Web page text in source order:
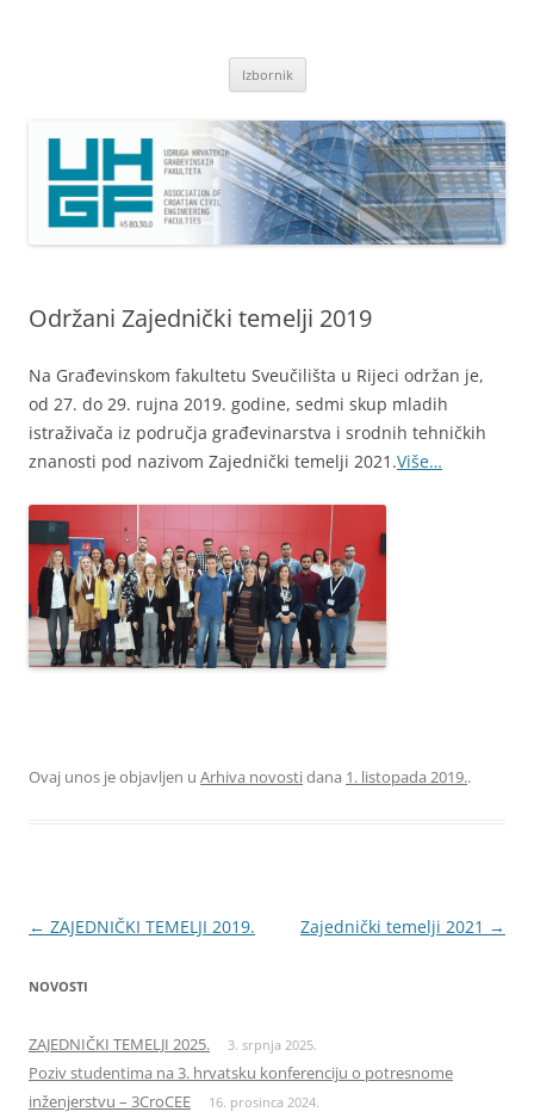
fakulteta
Izbornik
Održani Zajednički temelji 2019
Na Građevinskom fakultetu Sveučilišta u Rijeci održan je,
od 27. do 29. rujna 2019. godine, sedmi skup mladih
istraživača iz područja građevinarstva i srodnih tehničkih
znanosti pod nazivom Zajednički temelji 2021.Više…
Ovaj unos je objavljen u Arhiva novostidana 1. listopada 2019..
Navigacija
← ZAJEDNIČKI TEMELJI 2019. Zajednički temelji 2021 →
NOVOSTI
ZAJEDNIČKI TEMELJI 2025. 3. srpnja 2025.
Poziv studentima na 3. hrvatsku konferenciju o potresnome
inženjerstvu – 3CroCEE
16. prosinca 2024.